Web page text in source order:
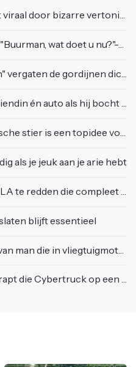
op live televisie: "Helemaal stijf van de bloem"
u nu?"-scène uit Flodder met Tatjana Šimić
de gordijnen dicht te doen
auto als hij bocht te scherp neemt
een topidee voor een eerste date
als je jeuk aan je arie hebt
die compleet van het padje is
blijft essentieel
springt op vliegveld Milaan
op een 'speciale bruine coating' trakteert